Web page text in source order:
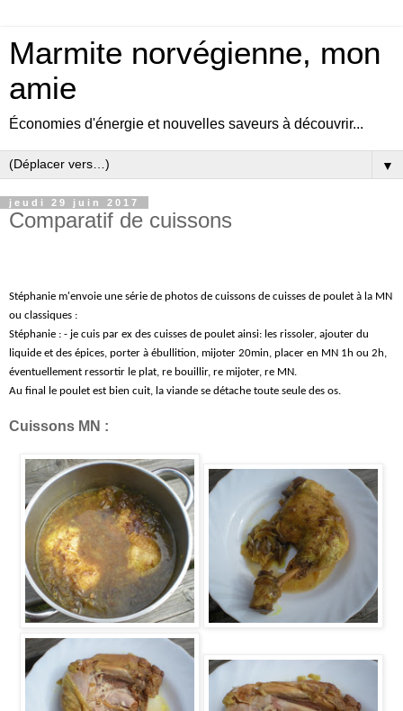
Marmite norvégienne, mon
amie
Économies d'énergie et nouvelles saveurs à découvrir...
▼
jeudi 29 juin 2017
Comparatif de cuissons
Stéphanie m'envoie une série de photos de cuissons de cuisses de poulet à la MN
ou classiques :
Stéphanie : - je cuis par ex des cuisses de poulet ainsi: les rissoler, ajouter du
liquide et des épices, porter à ébullition, mijoter 20min, placer en MN 1h ou 2h,
éventuellement ressortir le plat, re bouillir, re mijoter, re MN.
Au final le poulet est bien cuit, la viande se détache toute seule des os.
Cuissons MN :